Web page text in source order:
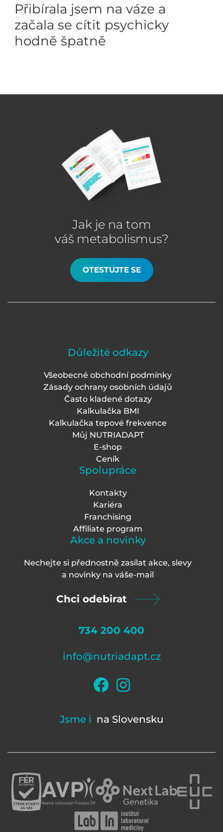
Přibírala jsem na váze a
začala se cítit psychicky
hodně špatně
Jak je na tom
váš metabolismus?
OTESTUJTE SE
Důležité odkazy
Všeobecné obchodní podmínky
Zásady ochrany osobních údajů
Často kladené dotazy
Kalkulačka BMI
Kalkulačka tepové frekvence
Můj NUTRIADAPT
E-shop
Ceník
Spolupráce
Kontakty
Kariéra
Franchising
Affiliate program
Akce a novinky
Nechejte si přednostně zasílat akce, slevy
a novinky na váše-mail
Chci odebirat
734 200 400
info@nutriadapt.cz
Jsme i na Slovensku